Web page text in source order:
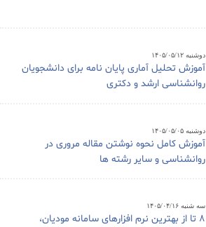
دوشنبه ۱۴۰۵/۰۵/۱۲
آموزش تحلیل آماری پایان نامه برای دانشجویان
روانشناسی ارشد و دکتری
دوشنبه ۱۴۰۵/۰۵/۰۵
آموزش کامل نحوه نوشتن مقاله مروری در
روانشناسی و سایر رشته ها
سه شنبه ۱۴۰۵/۰۴/۱۶
8 تا از بهترین نرم افزارهای سامانه مودیان،